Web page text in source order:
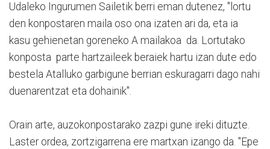
Udaleko Ingurumen Sailetik berri eman dutenez, "lortu
den konpostaren maila oso ona izaten ari da, eta ia
kasu gehienetan goreneko A mailakoa da. Lortutako
konposta parte hartzaileek beraiek hartu izan dute edo
bestela Atalluko garbigune berrian eskuragarri dago nahi
duenarentzat eta dohainik".
Orain arte, auzokonpostarako zazpi gune ireki dituzte.
Laster ordea, zortzigarrena ere martxan izango da. "Epe